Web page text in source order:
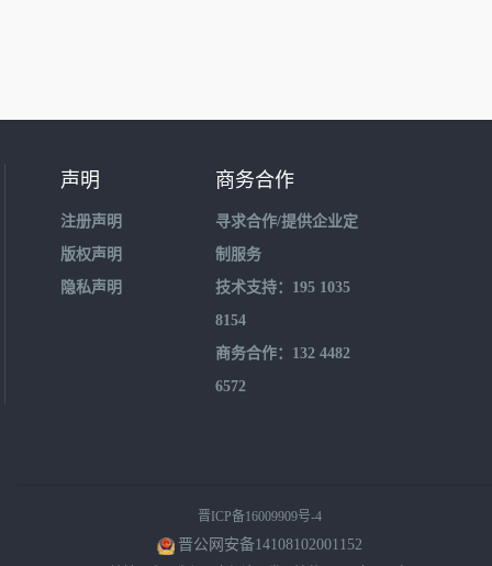
声明
注册声明
版权声明
隐私声明
商务合作
寻求合作/提供企业定
制服务
技术支持：195 1035
8154
商务合作：132 4482
6572
晋ICP备16009909号-4
晋公网安备14108102001152